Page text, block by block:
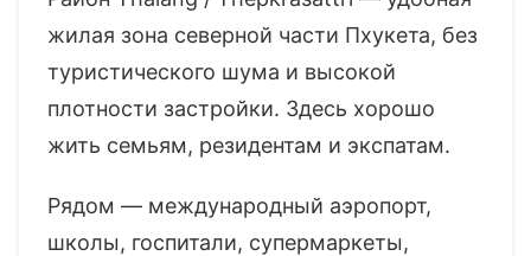
жилая зона северной части Пхукета, без
туристического шума и высокой
плотности застройки. Здесь хорошо
жить семьям, резидентам и экспатам.
Рядом — международный аэропорт,
школы, госпитали, супермаркеты,